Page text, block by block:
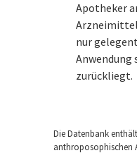
Apotheker
nur
Anwendung
zurückliegt.
Die Datenbank
anthroposophischen